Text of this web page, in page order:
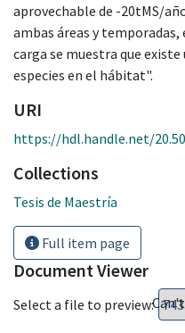
aprovechable de -20tMS/
ambas áreas y temporadas,
carga se muestra que
especies en el hábitat".
URI
https://hdl.handle.net/
Collections
Tesis de Maestría
Full item page
Document Viewer
Select a file to preview: